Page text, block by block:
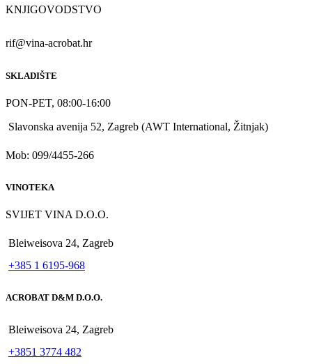
KNJIGOVODSTVO
rif@vina-acrobat.hr
SKLADIŠTE
PON-PET, 08:00-16:00
Slavonska avenija 52, Zagreb (AWT International, Žitnjak)
Mob: 099/4455-266
VINOTEKA
SVIJET VINA D.O.O.
Bleiweisova 24, Zagreb
+385 1 6195-968
ACROBAT D&M D.O.O.
Bleiweisova 24, Zagreb
+3851 3774 482